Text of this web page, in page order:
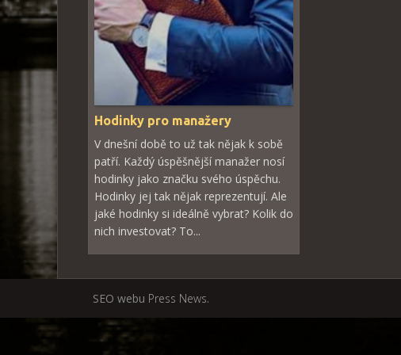
Hodinky pro manažery
V dnešní době to už tak nějak k sobě
patří. Každý úspěšnější manažer nosí
hodinky jako značku svého úspěchu.
Hodinky jej tak nějak reprezentují. Ale
jaké hodinky si ideálně vybrat? Kolik do
nich investovat? To...
SEO webu Press News.